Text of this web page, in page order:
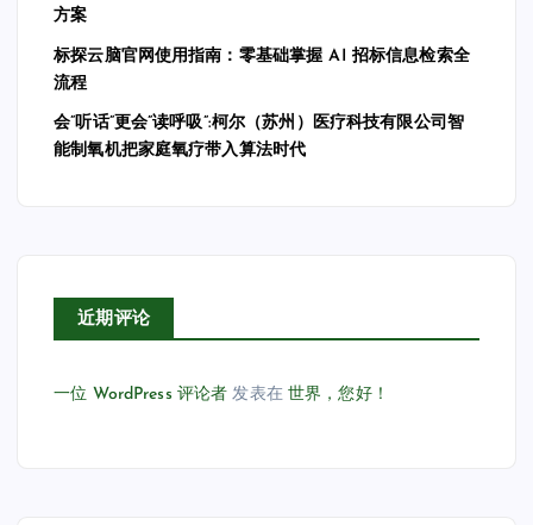
方案
标探云脑官网使用指南：零基础掌握 AI 招标信息检索全
流程
会”听话”更会”读呼吸”:柯尔（苏州）医疗科技有限公司智
能制氧机把家庭氧疗带入算法时代
近期评论
一位 WordPress 评论者 发表在世界，您好！